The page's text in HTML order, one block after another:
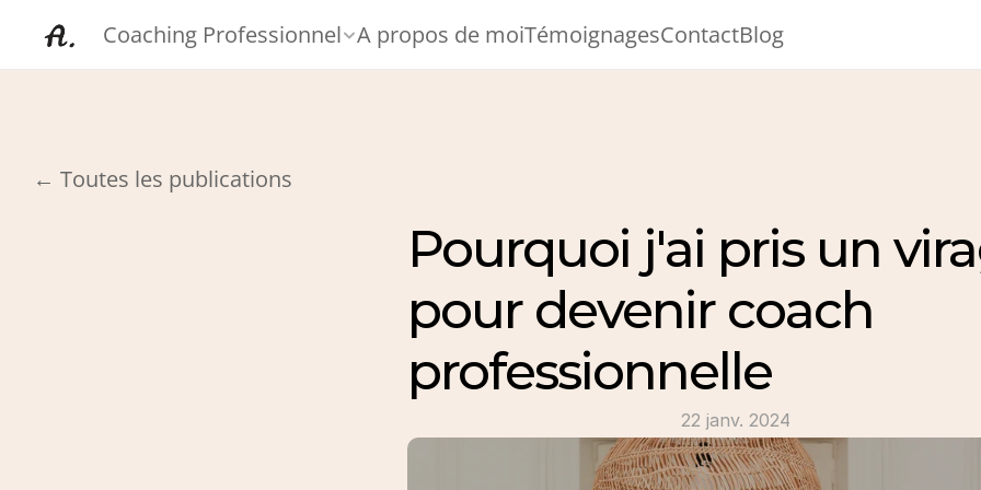
Coaching Professionnel A propos de moiTémoignagesContactBlog
← Toutes les publications
Pourquoi j'ai pris un
pour devenir coach
professionnelle
22 janv. 2024